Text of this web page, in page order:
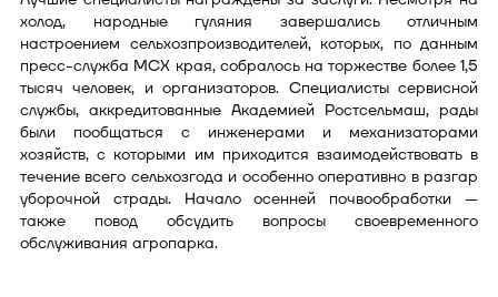
холод, народные гуляния завершались отличным
настроением сельхозпроизводителей, которых, по данным
пресс-служба МСХ края, собралось на торжестве более 1,5
тысяч человек, и организаторов. Специалисты сервисной
службы, аккредитованные Академией Ростсельмаш, рады
были пообщаться с инженерами и механизаторами
хозяйств, с которыми им приходится взаимодействовать в
течение всего сельхозгода и особенно оперативно в разгар
уборочной страды. Начало осенней почвообработки —
также повод обсудить вопросы своевременного
обслуживания агропарка.